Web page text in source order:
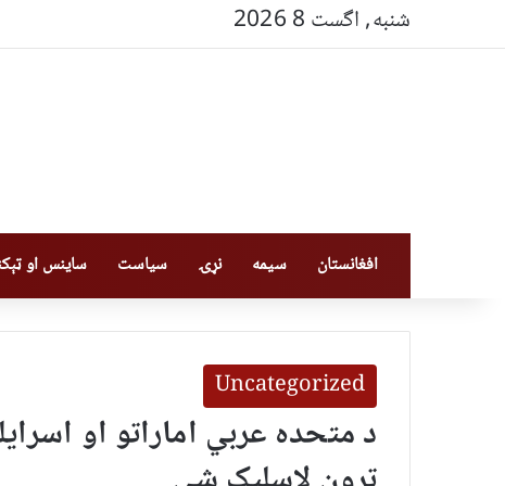
شنبه, اگست 8 2026
افغانستان سیمه نړۍ سیاست ساینس او
Uncategorized
د متحده عربي اماراتو او